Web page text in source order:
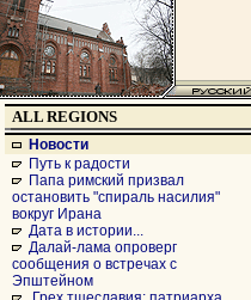
ALL REGIONS
Новости
Путь к радости
Папа римский призвал
остановить "спираль насилия"
вокруг Ирана
Дата в истории...
Далай-лама опроверг
сообщения о встречах с
Эпштейном